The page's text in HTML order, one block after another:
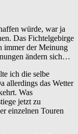
würde, war ja
Das Fichtelgebirge
immer der Meinung
ändern sich…
ich die selbe
allerdings das Wetter
Was
jetzt zu
einzelnen Touren